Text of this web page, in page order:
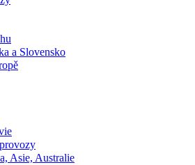
a Slovensko
Asie, Australie